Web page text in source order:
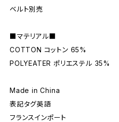
ベルト別売
■マテリアル■
COTTON コットン 65%
POLYEATER ポリエステル 35%
Made in China
表記タグ英語
フランスインポート